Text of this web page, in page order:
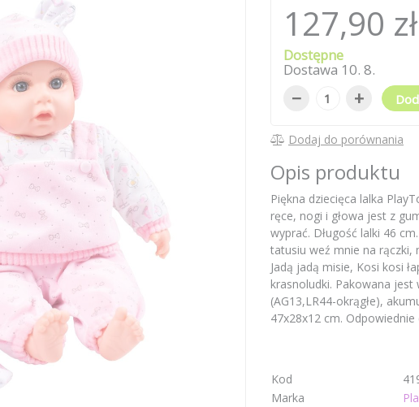
127,90 zł
Dostępne
Dostawa 10. 8.
− +
Dodaj do porównania
Opis produktu
Piękna dziecięca lalka
ręce, nogi i głowa jest z
wyprać. Długość lalki 46
tatusiu weź mnie na rączki,
Jadą jadą misie, Kosi kosi
krasnoludki. Pakowana
(AG13,LR44-okrągłe),
47x28x12 cm.
Kod
Marka